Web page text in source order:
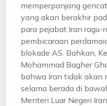
memperpanjang
yang akan berakhir
para pejabat Iran ragu-
pembicaraan
blokade AS. Bahkan,
Mohammad Bagher
bahwa Iran tidak akan
selama berada di
Menteri Luar Negeri